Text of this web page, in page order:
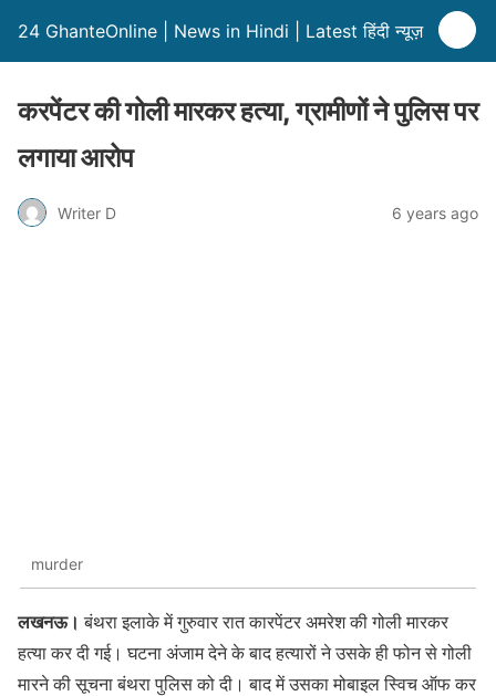
24 GhanteOnline | News in Hindi | Latest हिंदी न्यूज़
करपेंटर की गोली मारकर हत्या, ग्रामीणों ने पुलिस पर
लगाया आरोप
Writer D 6 years ago
murder
लखनऊ। बंथरा इलाके में गुरुवार रात कारपेंटर अमरेश की गोली मारकर
हत्या कर दी गई। घटना अंजाम देने के बाद हत्यारों ने उसके ही फोन से गोली
मारने की सूचना बंथरा पुलिस को दी। बाद में उसका मोबाइल स्विच ऑफ कर